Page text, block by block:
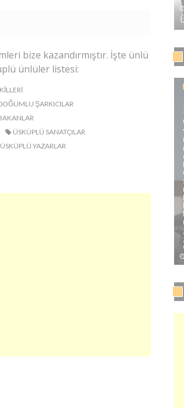
bize kazandırmıştır. İşte ünlü
ünlüler listesi:
ŞARKICILAR
ÜSKÜPLÜ SANATÇILAR
ÜSKÜPLÜ YAZARLAR